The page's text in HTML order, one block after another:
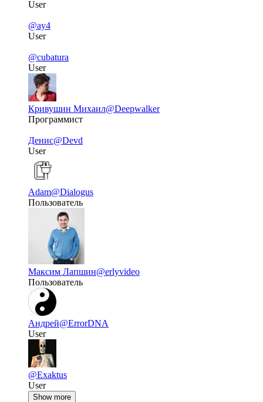
User
@ay4
User
@cubatura
User
Кривушин Михаил@Deepwalker
Программист
Денис@Devd
User
Adam@Dialogus
Пользователь
Максим Лапшин@erlyvideo
Пользователь
Андрей@ErrorDNA
User
@Exaktus
User
Show more